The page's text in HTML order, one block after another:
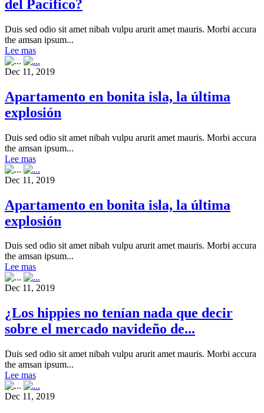
del Pacífico?
Duis sed odio sit amet nibah vulpu arurit amet mauris. Morbi accura
the amsan ipsum...
Lee mas
Dec 11, 2019
Apartamento en bonita isla, la última
explosión
Duis sed odio sit amet nibah vulpu arurit amet mauris. Morbi accura
the amsan ipsum...
Lee mas
Dec 11, 2019
Apartamento en bonita isla, la última
explosión
Duis sed odio sit amet nibah vulpu arurit amet mauris. Morbi accura
the amsan ipsum...
Lee mas
Dec 11, 2019
¿Los hippies no tenían nada que decir
sobre el mercado navideño de...
Duis sed odio sit amet nibah vulpu arurit amet mauris. Morbi accura
the amsan ipsum...
Lee mas
Dec 11, 2019